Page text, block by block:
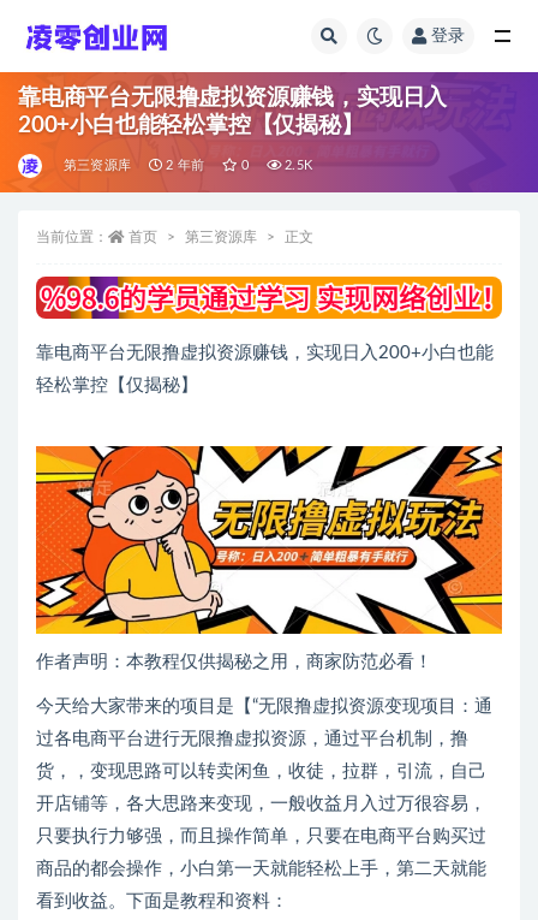
登录
靠电商平台无限撸虚拟资源赚钱，实现日入
200+小白也能轻松掌控【仅揭秘】
第三资源库 2 年前 0 2.5K
当前位置： 首页 第三资源库 正文
靠电商平台无限撸虚拟资源赚钱，实现日入200+小白也能
轻松掌控【仅揭秘】
作者声明：本教程仅供揭秘之用，商家防范必看！
今天给大家带来的项目是【“无限撸虚拟资源变现项目：通
过各电商平台进行无限撸虚拟资源，通过平台机制，撸
货，，变现思路可以转卖闲鱼，收徒，拉群，引流，自己
开店铺等，各大思路来变现，一般收益月入过万很容易，
只要执行力够强，而且操作简单，只要在电商平台购买过
商品的都会操作，小白第一天就能轻松上手，第二天就能
看到收益。下面是教程和资料：